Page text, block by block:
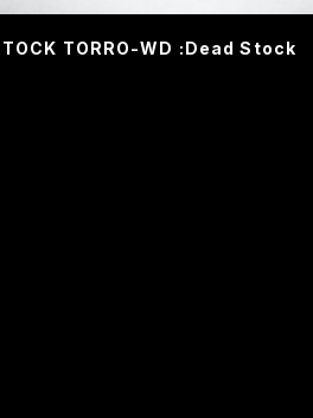
TORRO-WD :Dead Stock